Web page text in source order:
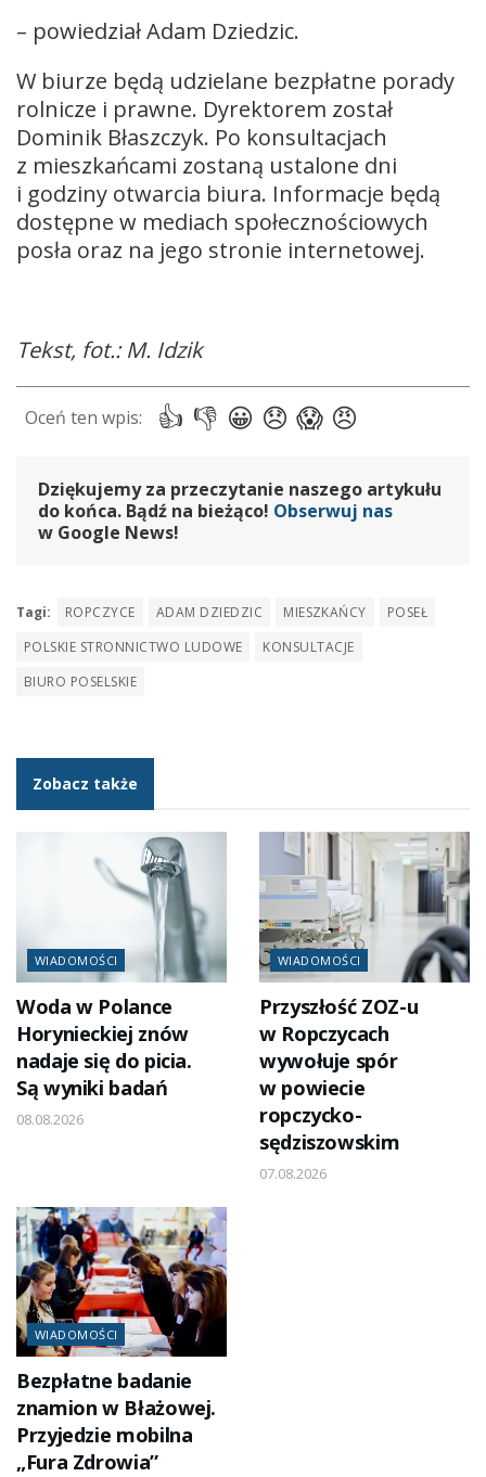
– powiedział Adam Dziedzic.
W biurze będą udzielane bezpłatne porady
rolnicze i prawne. Dyrektorem został
Dominik Błaszczyk. Po konsultacjach
z mieszkańcami zostaną ustalone dni
i godziny otwarcia biura. Informacje będą
dostępne w mediach społecznościowych
posła oraz na jego stronie internetowej.
Tekst, fot.: M. Idzik
Dziękujemy za przeczytanie naszego artykułu
do końca. Bądź na bieżąco! Obserwuj nas
w Google News!
Tagi: ROPCZYCE ADAM DZIEDZIC MIESZKAŃCY
POSEŁ
POLSKIE STRONNICTWO LUDOWE
KONSULTACJE
BIURO POSELSKIE
Zobacz także
WIADOMOŚCI
Woda w Polance
Horynieckiej znów
nadaje się do picia.
Są wyniki badań
08.08.2026
WIADOMOŚCI
Przyszłość ZOZ-u
w Ropczycach
wywołuje spór
w powiecie
ropczycko-
sędziszowskim
07.08.2026
WIADOMOŚCI
Bezpłatne badanie
znamion w Błażowej.
Przyjedzie mobilna
„Fura Zdrowia”